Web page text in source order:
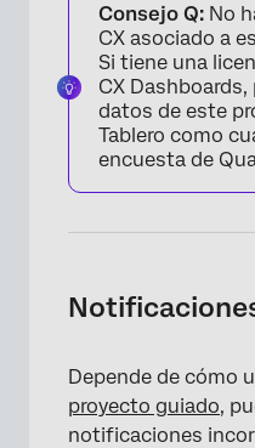
Consejo Q: No
CX asociado a
Si tiene una
CX
datos de este
Tablero como
encuesta de
Depende de cómo
proyecto guiado,
notificaciones